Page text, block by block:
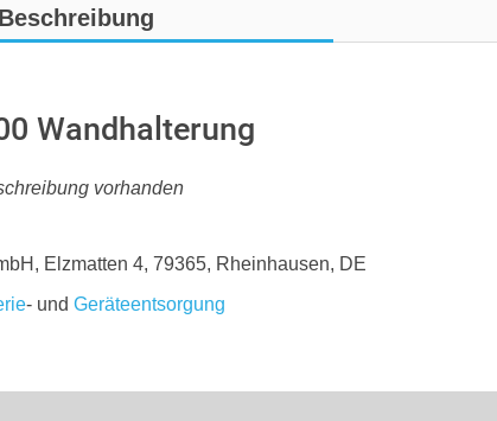
Beschreibung
Wandhalterung
vorhanden
Elzmatten 4, 79365, Rheinhausen, DE
- und Geräteentsorgung